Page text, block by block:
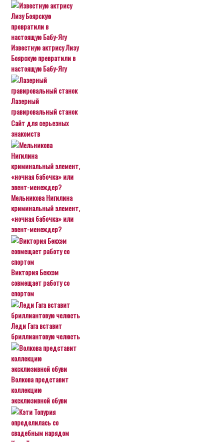
Известную актрису Лизу
Боярскую превратили в
настоящую Бабу-Ягу
Лазерный
гравировальный станок
Сайт для серьезных
знакомств
Мельникова Нигилина
криминальный элемент,
«ночная бабочка» или
эвент-менеждер?
Виктория Бекхэм
совмещает работу со
спортом
Леди Гага вставит
бриллиантовую челюсть
Волкова представит
коллекцию
эксклюзивной обуви